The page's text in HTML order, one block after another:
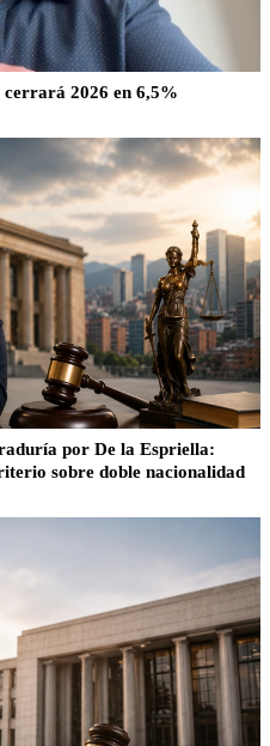
cerrará 2026 en 6,5%
por De la Espriella:
sobre doble nacionalidad